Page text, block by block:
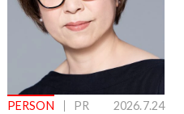
PERSON PR 2026.7.24